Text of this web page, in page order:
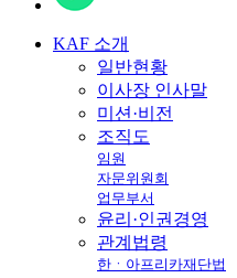
KAF 소개
일반현황
이사장 인사말
미션·비전
조직도
임원
자문위원회
업무부서
윤리·인권경영
관계법령
한ㆍ아프리카재단법